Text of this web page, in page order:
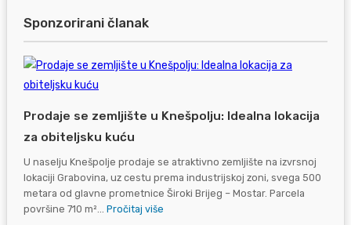
Sponzorirani članak
Prodaje se zemljište u Knešpolju: Idealna lokacija
za obiteljsku kuću
U naselju Knešpolje prodaje se atraktivno zemljište na izvrsnoj
lokaciji Grabovina, uz cestu prema industrijskoj zoni, svega 500
metara od glavne prometnice Široki Brijeg – Mostar. Parcela
površine 710 m²... Pročitaj više